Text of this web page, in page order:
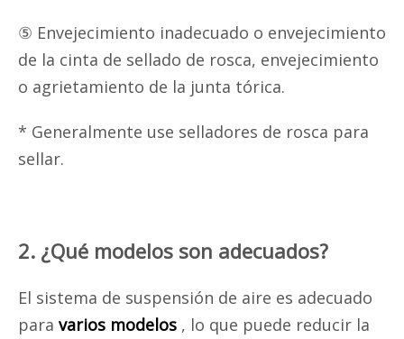
⑤ Envejecimiento inadecuado o envejecimiento
de la cinta de sellado de rosca, envejecimiento
o agrietamiento de la junta tórica.
* Generalmente use selladores de rosca para
sellar.
2. ¿Qué modelos son adecuados?
El sistema de suspensión de aire es adecuado
para varios modelos , lo que puede reducir la